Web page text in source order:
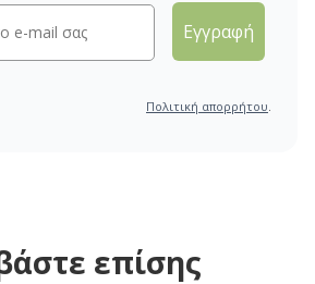
Εγγραφή
Πολιτική απορρήτου.
επίσης